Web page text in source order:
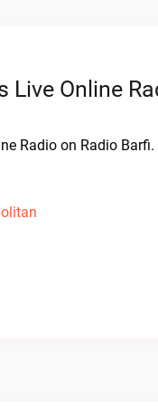
Live Online
Radio on Radio Barfi.